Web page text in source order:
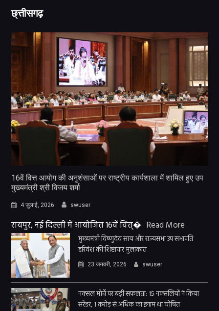
छ्त्तीसगढ़
16वें वित्त आयोग की अनुशंसाओं पर राष्ट्रीय कार्यशाला में शामिल हुए उप
मुख्यमंत्री श्री विजय शर्मा
4 जुलाई, 2026 swuser
रायपुर, नई दिल्ली में आयोजित 16वें वित्� Read More
मुख्यमंत्री विष्णुदेव साय और राज्यसभा उप सभापति
हरिवंश की शिष्टाचार मुलाकात
23 जनवरी, 2026 swuser
नक्सल मोर्चे पर बड़ी सफलता: 15 नक्सलियों ने किया
सरेंडर, 1 करोड़ से अधिक का इनाम था घोषित